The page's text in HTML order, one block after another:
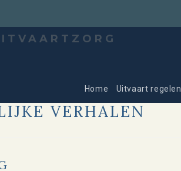
Home Uitvaart regelen
VERHALEN